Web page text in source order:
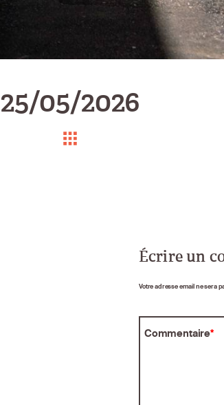
25/05/2026
Écrire un
Votre adresse email ne sera
Commentaire*